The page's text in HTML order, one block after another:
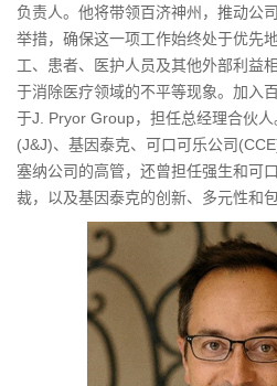
负责人。他将带领百济神州，推动公
举措，确保这一项工作始终处于优先
工、患者、医护人员及其他外部利
于消除医疗领域的不平等现象。加入
于J. Pryor Group，担任总经理合伙
(J&J)、基因泰克、可口可乐公司
塞纳公司的高管，还曾担任强生和可
裁，以及基因泰克的创新、多元性和